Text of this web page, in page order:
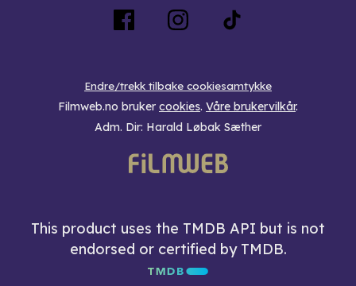
Endre/trekk tilbake cookiesamtykke
Filmweb.no bruker cookies. Våre brukervilkår.
Adm. Dir: Harald Løbak Sæther
This product uses the TMDB API but is not
endorsed or certified by TMDB.